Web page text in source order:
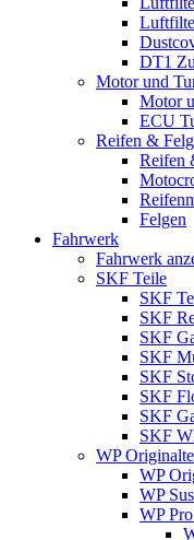
DT1
Motor und
Motor
ECU
Reifen &
Reifen
Felgen
Fahrwerk
Fahrwerk
SKF Teile
SKF
SKF
SKF
SKF
SKF
SKF
SKF
SKF
WP
WP
WP
WP